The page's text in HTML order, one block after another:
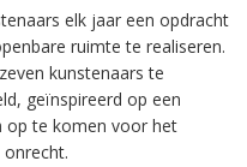
elk jaar een opdracht
ruimte te realiseren.
kunstenaars te
geïnspireerd op een
op te komen voor het